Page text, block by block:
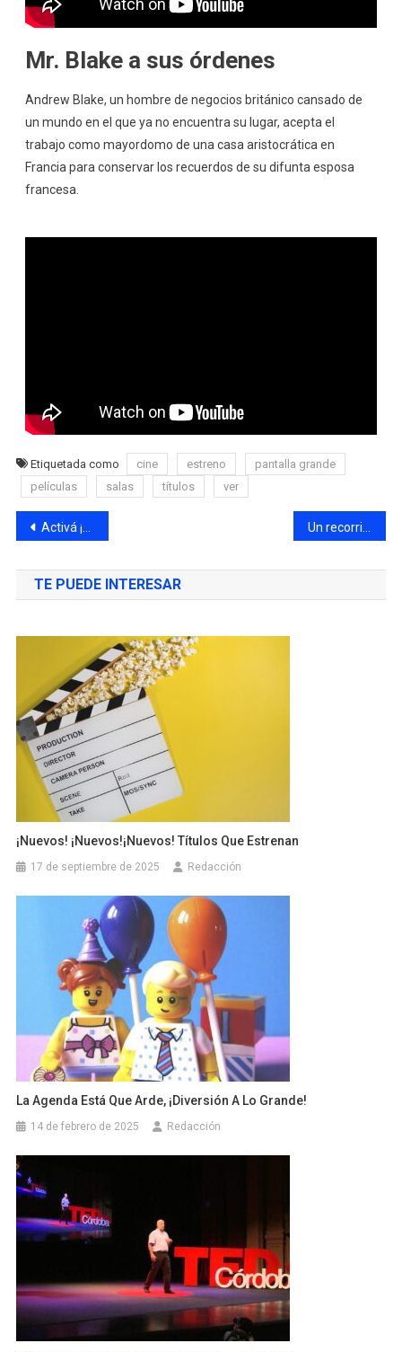
Mr. Blake a sus órdenes
Andrew Blake, un hombre de negocios británico cansado de
un mundo en el que ya no encuentra su lugar, acepta el
trabajo como mayordomo de una casa aristocrática en
Francia para conservar los recuerdos de su difunta esposa
francesa.
Etiquetada como cine estreno
pantalla grande
películas
salas títulos ver
Activá ¡Vacaciones! Con más conocimientos gratis y prepárate para emprender el 2025 Un recorrido por los imperdibles festivales en Córdoba, buen morfi y mucha diversión
TE PUEDE INTERESAR
¡Nuevos! ¡Nuevos!¡Nuevos! Títulos Que Estrenan
17 de septiembre de 2025 Redacción
La Agenda Está Que Arde, ¡Diversión A Lo Grande!
14 de febrero de 2025 Redacción